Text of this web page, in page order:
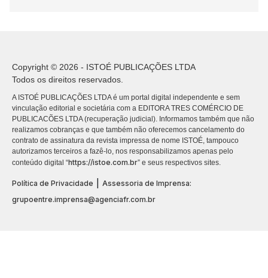
Copyright © 2026 - ISTOÉ PUBLICAÇÕES LTDA
Todos os direitos reservados.
A ISTOÉ PUBLICAÇÕES LTDA é um portal digital independente e sem
vinculação editorial e societária com a EDITORA TRES COMÉRCIO DE
PUBLICACÕES LTDA (recuperação judicial). Informamos também que não
realizamos cobranças e que também não oferecemos cancelamento do
contrato de assinatura da revista impressa de nome ISTOÉ, tampouco
autorizamos terceiros a fazê-lo, nos responsabilizamos apenas pelo
conteúdo digital “https://istoe.com.br” e seus respectivos sites.
Política de Privacidade
Assessoria de Imprensa:
grupoentre.imprensa@agenciafr.com.br